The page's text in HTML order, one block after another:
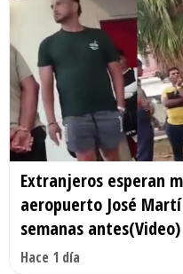
Extranjeros esperan
aeropuerto José
semanas antes(Video)
Hace 1 día